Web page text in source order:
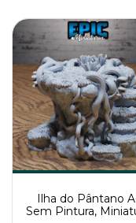
Ilha do Pântano
Sem Pintura,